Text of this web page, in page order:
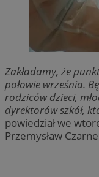
Zakładamy, że
połowie września.
rodziców dzieci,
dyrektorów szkół,
powiedział we
Przemysław